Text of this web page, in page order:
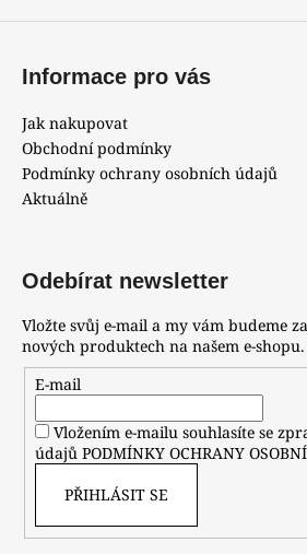
Informace pro vás
Jak nakupovat
Obchodní podmínky
Podmínky ochrany osobních údajů
Aktuálně
Odebírat newsletter
Vložte svůj e-mail a my vám budeme
nových produktech na našem e-shopu.
E-mail
Vložením e-mailu souhlasíte se
údajů PODMÍNKY OCHRANY
PŘIHLÁSIT SE